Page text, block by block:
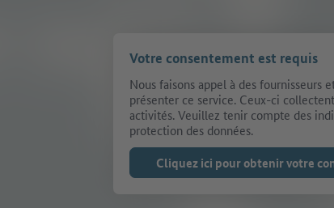
Votre consentement est requis
Nous faisons appel à des fournisseurs
présenter ce service. Ceux-ci
activités. Veuillez tenir compte des
protection des données.
Cliquez ici pour obtenir votre